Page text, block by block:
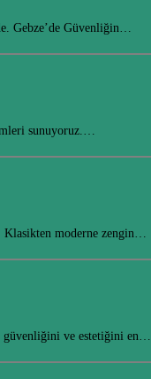
Gebze’de Güvenliğin…
sunuyoruz.…
Klasikten moderne zengin…
güvenliğini ve estetiğini en…